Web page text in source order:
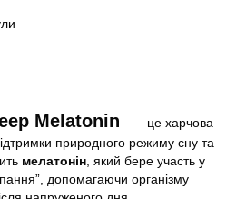
Melatonin
— це харчова
природного режиму сну та
мелатонін , який бере участь у
допомагаючи організму